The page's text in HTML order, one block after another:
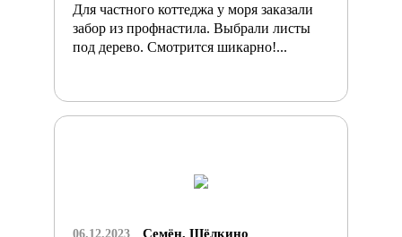
Для частного коттеджа у моря заказали
забор из профнастила. Выбрали листы
под дерево. Смотрится шикарно!...
06.12.2023 Семён, Щёлкино